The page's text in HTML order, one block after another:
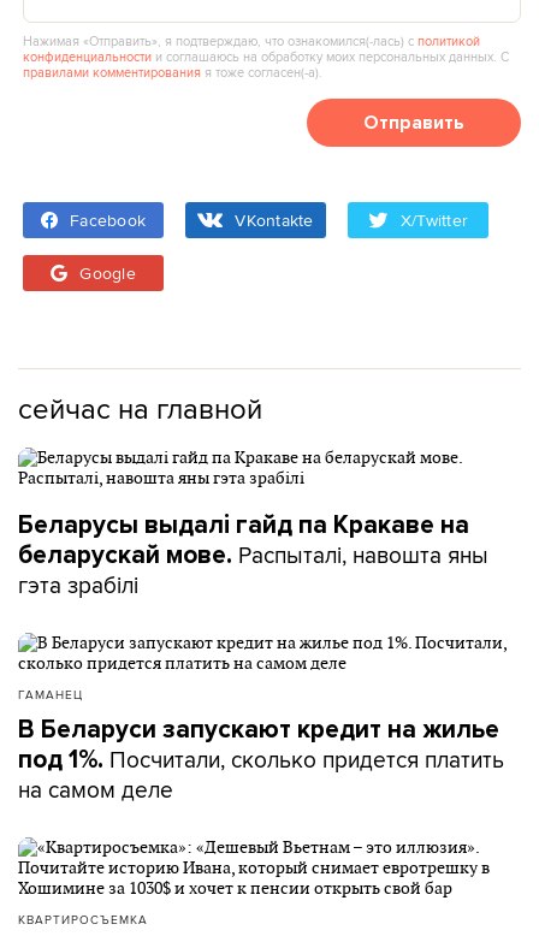
Нажимая «Отправить», я подтверждаю, что ознакомился(‑лась) сполитикой
конфиденциальности и соглашаюсь на обработку моих персональных данных. С
правилами комментирования я тоже согласен(‑а).
Отправить
Facebook VKontakte X/Twitter
Google
сейчас на главной
Беларусы выдалі гайд па Кракаве на
беларускай мове. Распыталі, навошта яны
гэта зрабілі
ГАМАНЕЦ
В Беларуси запускают кредит на жилье
под 1%. Посчитали, сколько придется платить
на самом деле
КВАРТИРОСЪЕМКА